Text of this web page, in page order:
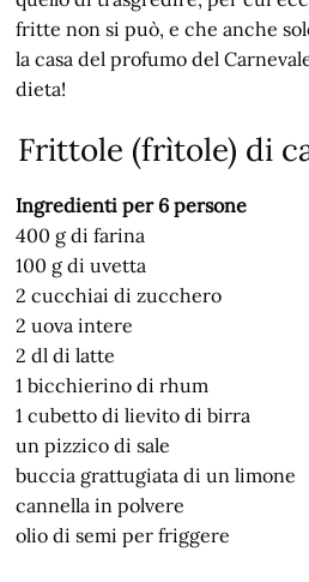
fritte non si può, e che anche
la casa del profumo del
dieta!
Frittole (frìtole) di
Ingredienti per 6 persone
400 g di farina
100 g di uvetta
2 cucchiai di zucchero
2 uova intere
2 dl di latte
1 bicchierino di rhum
1 cubetto di lievito di birra
un pizzico di sale
buccia grattugiata di un limone
cannella in polvere
olio di semi per friggere